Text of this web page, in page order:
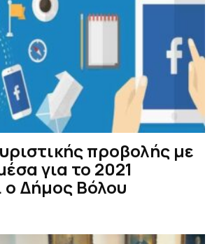
προβολής με
για το 2021
ο Δήμος Βόλου